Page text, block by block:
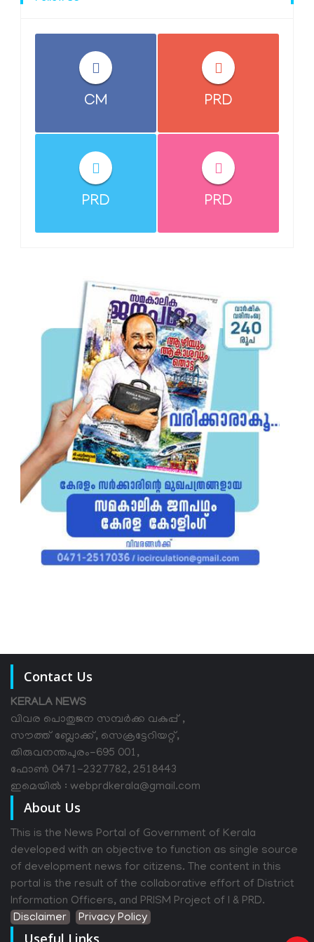
CM PRD
PRD PRD
Contact Us
KERALA NEWS
വിവര പൊതുജന സമ്പര്‍ക്ക വകുപ്പ് ,
സൗത്ത് ബ്ലോക്ക്, സെക്രട്ടേറിയറ്റ്,
തിരുവനന്തപുരം-695 001,
ഫോൺ 0471-2327782, 2518443
ഇമെയിൽ : webprdkerala@gmail.com
About Us
This is the News Portal of Government of Kerala
developed with an objective to function as single source
of development news for citizens. The content in this
portal is the result of the collaborative effort of District
Information Officers, and PRISM Project of I & PRD.
Disclaimer
Privacy Policy